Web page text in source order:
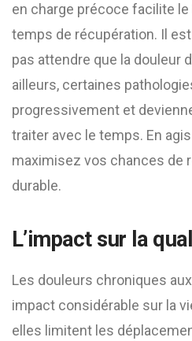
en charge précoce facilite
temps de récupération. Il
pas attendre que la douleur
ailleurs, certaines
progressivement et
traiter avec le temps. En
maximisez vos chances de
durable.
L’impact sur la
Les douleurs chroniques
impact considérable sur la
elles limitent les